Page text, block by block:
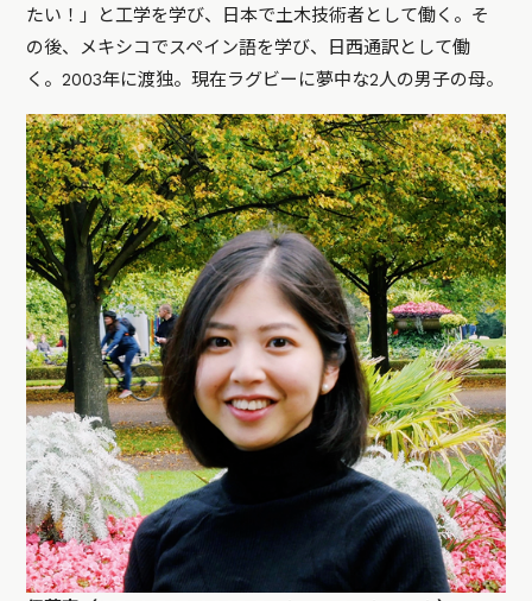
たい！」と工学を学び、日本で土木技術者として働く。そ
の後、メキシコでスペイン語を学び、日西通訳として働
く。2003年に渡独。現在ラグビーに夢中な2人の男子の母。